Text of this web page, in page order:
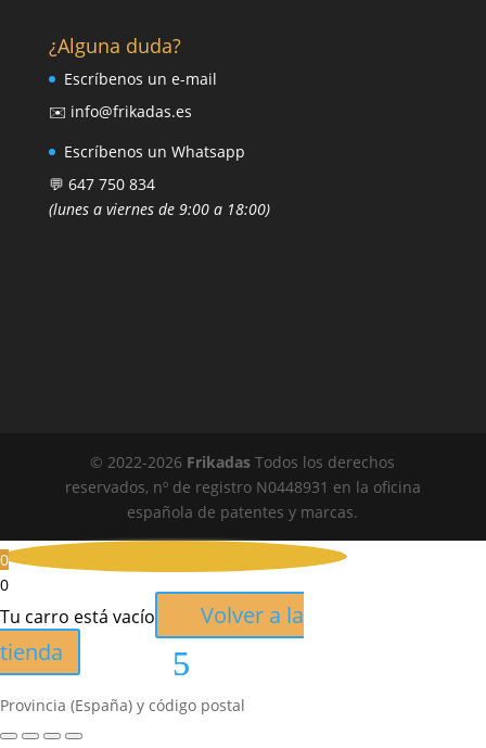
¿Alguna duda?
Escríbenos un e-mail
✉️ info@frikadas.es
Escríbenos un Whatsapp
💬 647 750 834
(lunes a viernes de 9:00 a 18:00)
© 2022-2026 Frikadas Todos los derechos
reservados, nº de registro N0448931 en la oficina
española de patentes y marcas.
0
0
Tu carro está vacío
Volver a la
tienda
Provincia (España) y código postal